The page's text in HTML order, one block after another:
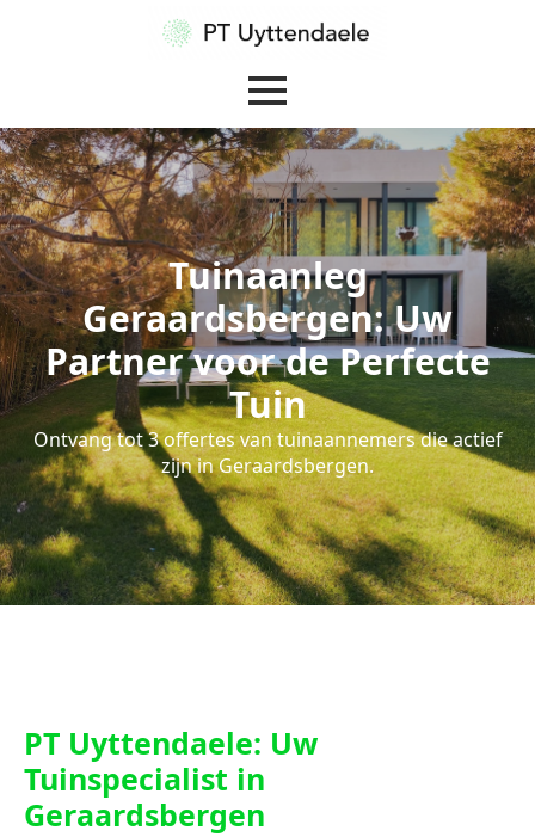
Tuinaanleg
Geraardsbergen: Uw
Partner voor de Perfecte
Tuin
Ontvang tot 3 offertes van tuinaannemers die actief
zijn in Geraardsbergen.
PT Uyttendaele: Uw
Tuinspecialist in
Geraardsbergen